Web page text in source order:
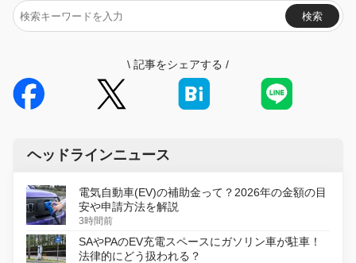
検索
\ 記事をシェアする /
ヘッドラインニュース
電気自動車(EV)の補助金って？2026年の金額の目
安や申請方法を解説
3時間前
SAやPAのEV充電スペースにガソリン車が駐車！
法律的にどう扱われる？